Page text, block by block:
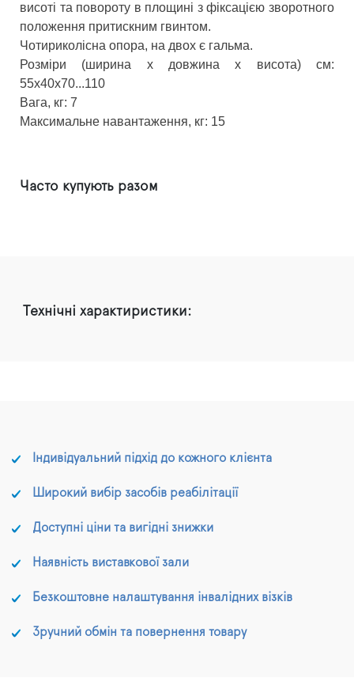
висоті та повороту в площині з фіксацією зворотного
положення притискним гвинтом.
Чотириколісна опора, на двох є гальма.
Розміри (ширина х довжина х висота) см:
55х40х70...110
Вага, кг: 7
Максимальне навантаження, кг: 15
Часто купують разом
Технічні характиристики:
Індивідуальний підхід до кожного клієнта
Широкий вибір засобів реабілітації
Доступні ціни та вигідні знижки
Наявність виставкової зали
Безкоштовне налаштування інвалідних візків
Зручний обмін та повернення товару